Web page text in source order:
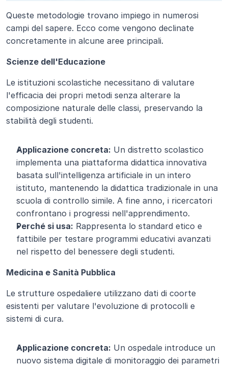
Queste metodologie trovano impiego in numerosi
campi del sapere. Ecco come vengono declinate
concretamente in alcune aree principali.
Scienze dell'Educazione
Le istituzioni scolastiche necessitano di valutare
l'efficacia dei propri metodi senza alterare la
composizione naturale delle classi, preservando la
stabilità degli studenti.
Applicazione concreta: Un distretto scolastico
implementa una piattaforma didattica innovativa
basata sull'intelligenza artificiale in un intero
istituto, mantenendo la didattica tradizionale in una
scuola di controllo simile. A fine anno, i ricercatori
confrontano i progressi nell'apprendimento.
Perché si usa: Rappresenta lo standard etico e
fattibile per testare programmi educativi avanzati
nel rispetto del benessere degli studenti.
Medicina e Sanità Pubblica
Le strutture ospedaliere utilizzano dati di coorte
esistenti per valutare l'evoluzione di protocolli e
sistemi di cura.
Applicazione concreta: Un ospedale introduce un
nuovo sistema digitale di monitoraggio dei parametri